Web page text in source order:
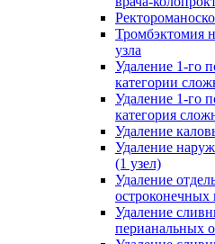
Тромбэктомия
узла
Удаление 1-го
категории
Удаление 1-го
категория
Удаление
Удаление
(1 узел)
Удаление
остроконечных
Удаление
перианальных